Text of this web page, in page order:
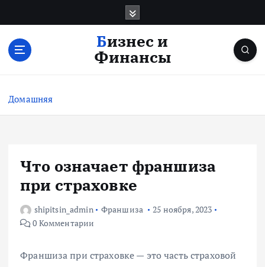
с
Бизнес и
Финансы
Домашняя
Что означает франшиза
при страховке
shipitsin_admin Франшиза
25 ноября, 2023
0 Комментарии
Франшиза при страховке — это часть страховой